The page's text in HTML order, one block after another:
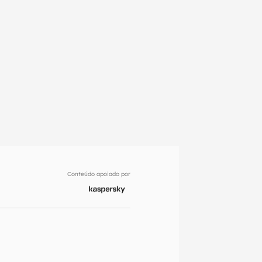
Conteúdo apoiado por
primeira